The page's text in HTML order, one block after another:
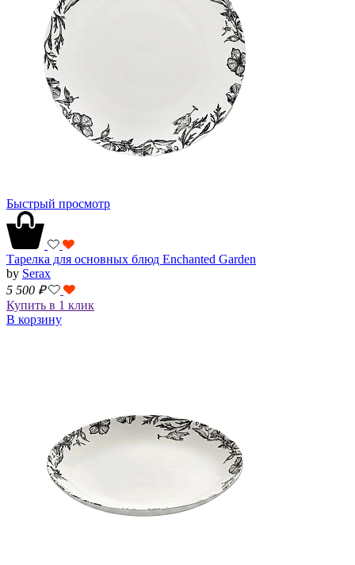
Быстрый просмотр
Тарелка для основных блюд Enchanted Garden
by Serax
5 500 ₽
Купить в 1 клик
В корзину